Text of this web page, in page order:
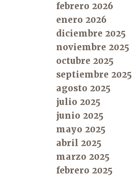
febrero 2026
enero 2026
diciembre 2025
noviembre 2025
octubre 2025
septiembre 2025
agosto 2025
julio 2025
junio 2025
mayo 2025
abril 2025
marzo 2025
febrero 2025